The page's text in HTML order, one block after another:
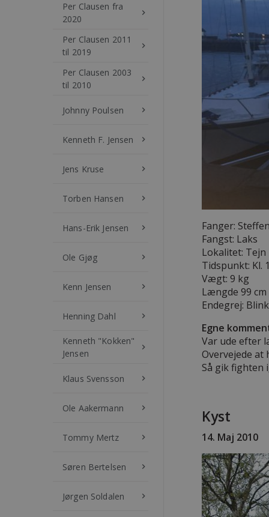
Per Clausen fra
2020
keyboard_arrow_right
Per Clausen 2011
til 2019
keyboard_arrow_right
Per Clausen 2003
til 2010
keyboard_arrow_right
Johnny Poulsen keyboard_arrow_right
Kenneth F. Jensen keyboard_arrow_right
Jens Kruse keyboard_arrow_right
Torben Hansen keyboard_arrow_right
Hans-Erik Jensen keyboard_arrow_right
Ole Gjøg keyboard_arrow_right
Kenn Jensen keyboard_arrow_right
Henning Dahl keyboard_arrow_right
Kenneth "Kokken"
Jensen
keyboard_arrow_right
Klaus Svensson keyboard_arrow_right
Ole Aakermann keyboard_arrow_right
Tommy Mertz keyboard_arrow_right
Søren Bertelsen keyboard_arrow_right
Jørgen Soldalen keyboard_arrow_right
Fanger:
Fangst: Laks
Lokalitet: Tejn
Tidspunkt: Kl.
Vægt: 9 kg
Længde 99 cm
Endegrej: Blink
Egne
Var ude efter
Overvejede at
Så gik fighten
Kyst
14. Maj 2010